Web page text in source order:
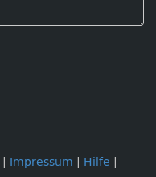
Impressum Hilfe